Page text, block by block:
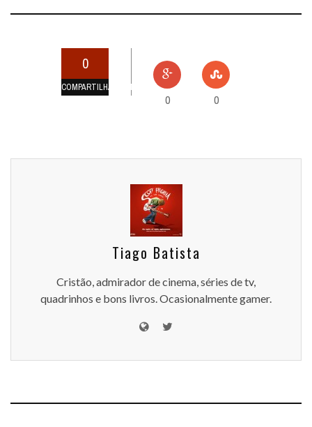
0
COMPARTILHAMENTOS
0 0
Tiago Batista
Cristão, admirador de cinema, séries de tv,
quadrinhos e bons livros. Ocasionalmente gamer.